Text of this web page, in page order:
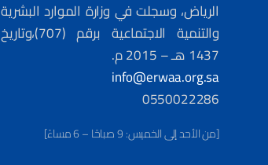
الرياض، وسجلت في وزارة الموارد البشرية
والتنمية الاجتماعية برقم (707)،وتاريخ
1437 هـ – 2015 م.
info@erwaa.org.sa
0550022286
[من الأحد إلى الخميس: 9 صباحًا – 6 مساءً]